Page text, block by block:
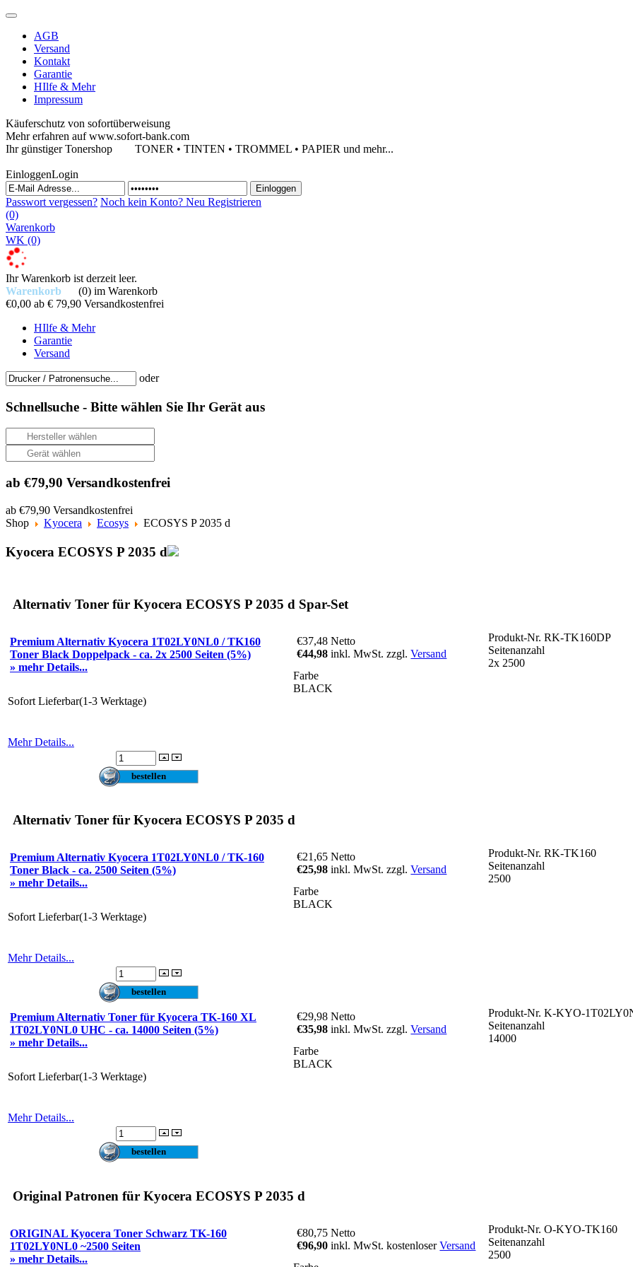
AGB
Versand
Kontakt
Garantie
HIlfe & Mehr
Impressum
Käuferschutz von sofortüberweisung
Mehr erfahren auf www.sofort-bank.com
Ihr günstiger Tonershop TONER • TINTEN • TROMMEL • PAPIER und mehr...
EinloggenLogin
Passwort vergessen? Noch kein Konto? Neu Registrieren
(0)
Warenkorb
WK (0)
Ihr Warenkorb ist derzeit leer.
Warenkorb
(0) im Warenkorb
€0,00 ab € 79,90 Versandkostenfrei
HIlfe & Mehr
Garantie
Versand
oder
Schnellsuche - Bitte wählen Sie Ihr Gerät aus
ab €79,90 Versandkostenfrei
ab €79,90 Versandkostenfrei
Shop
Kyocera Ecosys ECOSYS P 2035 d
Kyocera ECOSYS P 2035 d
Alternativ Toner für Kyocera ECOSYS P 2035 d Spar-Set
Premium Alternativ Kyocera 1T02LY0NL0 / TK160
Toner Black Doppelpack - ca. 2x 2500 Seiten (5%)
» mehr Details...
€37,48Netto
€44,98inkl. MwSt. zzgl.Versand
Produkt-Nr. RK-TK160DP
Seitenanzahl
2x 2500
Farbe
BLACK
Sofort Lieferbar(1-3 Werktage)
Mehr Details...
Alternativ Toner für Kyocera ECOSYS P 2035 d
Premium Alternativ Kyocera 1T02LY0NL0 / TK-160
Toner Black - ca. 2500 Seiten (5%)
» mehr Details...
€21,65Netto
€25,98inkl. MwSt. zzgl.Versand
Produkt-Nr. RK-TK160
Seitenanzahl
2500
Farbe
BLACK
Sofort Lieferbar(1-3 Werktage)
Mehr Details...
Premium Alternativ Toner für Kyocera TK-160 XL
1T02LY0NL0 UHC - ca. 14000 Seiten (5%)
» mehr Details...
€29,98Netto
€35,98inkl. MwSt. zzgl.Versand
Produkt-Nr. K-KYO-
Seitenanzahl
14000
Farbe
BLACK
Sofort Lieferbar(1-3 Werktage)
Mehr Details...
Original Patronen für Kyocera ECOSYS P 2035 d
ORIGINAL Kyocera Toner Schwarz TK-160
1T02LY0NL0 ~2500 Seiten
» mehr Details...
€80,75Netto
€96,90inkl. MwSt. kostenloserVersand
Produkt-Nr. O-KYO-TK160
Seitenanzahl
2500